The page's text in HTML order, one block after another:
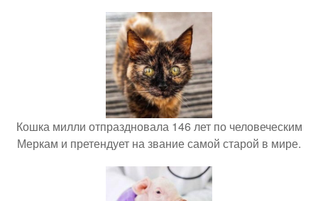
Кошка милли отпраздновала 146 лет по человеческим
Меркам и претендует на звание самой старой в мире.